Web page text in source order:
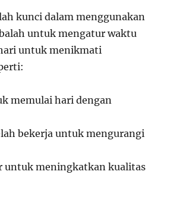
kunci dalam menggunakan
untuk mengatur waktu
untuk menikmati
memulai hari dengan
bekerja untuk mengurangi
untuk meningkatkan kualitas